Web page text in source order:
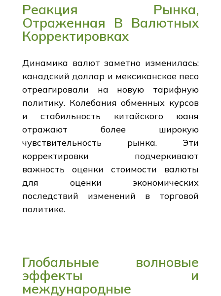
Реакция Рынка,
Отраженная В Валютных
Корректировках
Динамика валют заметно изменилась:
канадский доллар и мексиканское песо
отреагировали на новую тарифную
политику. Колебания обменных курсов
и стабильность китайского юаня
отражают более широкую
чувствительность рынка. Эти
корректировки подчеркивают
важность оценки стоимости валюты
для оценки экономических
последствий изменений в торговой
политике.
Глобальные волновые
эффекты и
международные